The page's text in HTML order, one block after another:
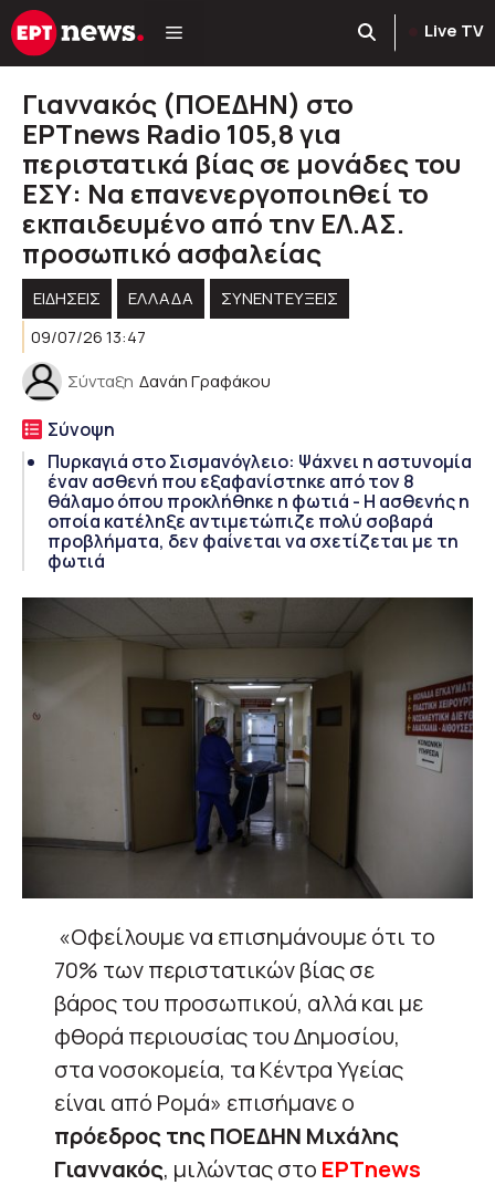
Μετάβαση
σε
Live TV
Γιαννακός (ΠΟΕΔΗΝ) στο
ΕΡΤnews Radio 105,8 για
περιστατικά βίας σε μονάδες του
ΕΣΥ: Να επανενεργοποιηθεί το
εκπαιδευμένο από την ΕΛ.ΑΣ.
προσωπικό ασφαλείας
ΕΙΔΗΣΕΙΣ ΕΛΛΑΔΑ
ΣΥΝΕΝΤΕΥΞΕΙΣ
09/07/26 13:47
Σύνταξη Δανάη Γραφάκου
Σύνοψη
Πυρκαγιά στο Σισμανόγλειο: Ψάχνει η αστυνομία
έναν ασθενή που εξαφανίστηκε από τον 8
θάλαμο όπου προκλήθηκε η φωτιά - Η ασθενής η
οποία κατέληξε αντιμετώπιζε πολύ σοβαρά
προβλήματα, δεν φαίνεται να σχετίζεται με τη
φωτιά
«Οφείλουμε να επισημάνουμε ότι το
70% των περιστατικών βίας σε
βάρος του προσωπικού, αλλά και με
φθορά περιουσίας του Δημοσίου,
στα νοσοκομεία, τα Κέντρα Υγείας
είναι από Ρομά» επισήμανε ο
πρόεδρος της ΠΟΕΔΗΝ Μιχάλης
Γιαννακός, μιλώντας στο ΕΡΤnews